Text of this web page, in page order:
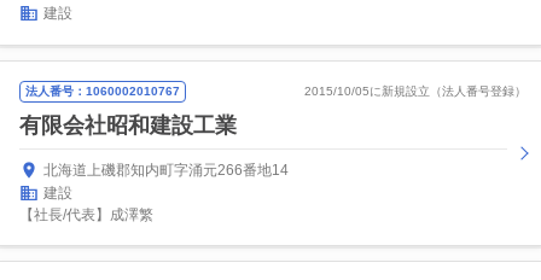
建設
法人番号：1060002010767 2015/10/05に新規設立（法人番号登録）
有限会社昭和建設工業
北海道上磯郡知内町字涌元266番地14
建設
【社長/代表】成澤繁